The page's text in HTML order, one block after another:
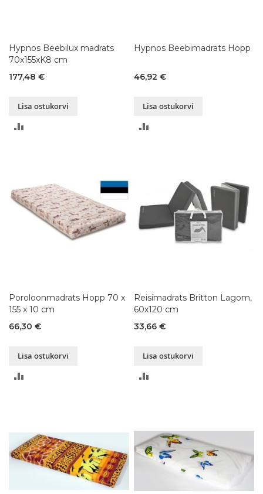
Hypnos Beebilux madrats
70x155xK8 cm
177,48 €
Lisa ostukorvi
Hypnos Beebimadrats Hopp
46,92 €
Lisa ostukorvi
Poroloonmadrats Hopp 70 x
155 x 10 cm
66,30 €
Lisa ostukorvi
Reisimadrats Britton Lagom,
60x120 cm
33,66 €
Lisa ostukorvi